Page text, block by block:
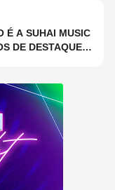
É A SUHAI MUSIC
DE DESTAQUE